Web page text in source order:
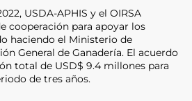
USDA-APHIS y el OIRSA
cooperación para apoyar los
haciendo el Ministerio de
General de Ganadería. El acuerdo
total de USD$ 9.4 millones para
de tres años.